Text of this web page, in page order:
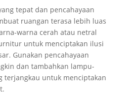
tepat dan pencahayaan
ruangan terasa lebih luas
warna cerah atau netral
untuk menciptakan ilusi
Gunakan pencahayaan
dan tambahkan lampu-
terjangkau untuk menciptakan